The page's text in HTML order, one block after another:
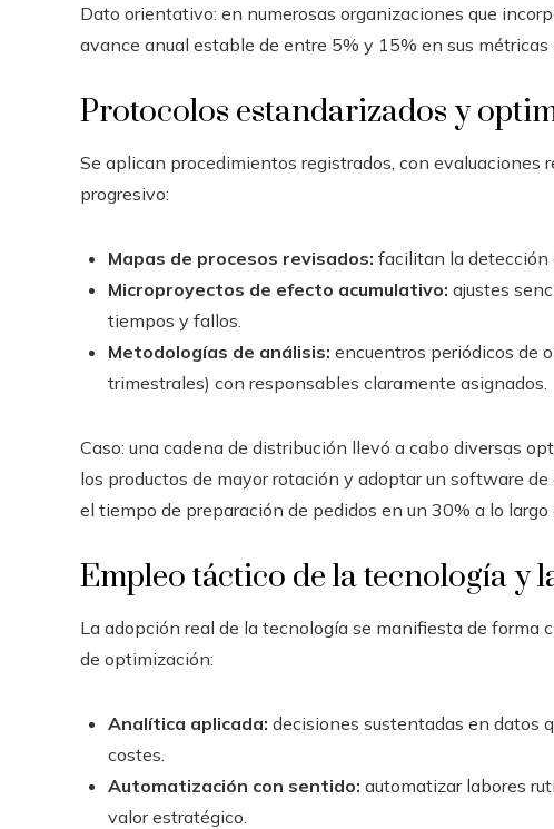
Dato orientativo: en numerosas organizaciones que
avance anual estable de entre 5% y 15% en sus métricas
Protocolos estandarizados y
Se aplican procedimientos registrados, con evaluaciones
progresivo:
Mapas de procesos revisados: facilitan la detección
Microproyectos de efecto acumulativo: ajustes
tiempos y fallos.
Metodologías de análisis: encuentros periódicos de
trimestrales) con responsables claramente asignados.
Caso: una cadena de distribución llevó a cabo diversas
los productos de mayor rotación y adoptar un software
el tiempo de preparación de pedidos en un 30% a lo largo
Empleo táctico de la tecnología y
La adopción real de la tecnología se manifiesta de forma
de optimización:
Analítica aplicada: decisiones sustentadas en datos
costes.
Automatización con sentido: automatizar labores
valor estratégico.